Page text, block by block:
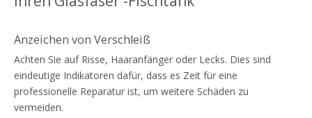
Anzeichen von Verschleiß
Achten Sie auf Risse, Haaranfänger oder Lecks. Dies sind
eindeutige Indikatoren dafür, dass es Zeit für eine
professionelle Reparatur ist, um weitere Schäden zu
vermeiden.